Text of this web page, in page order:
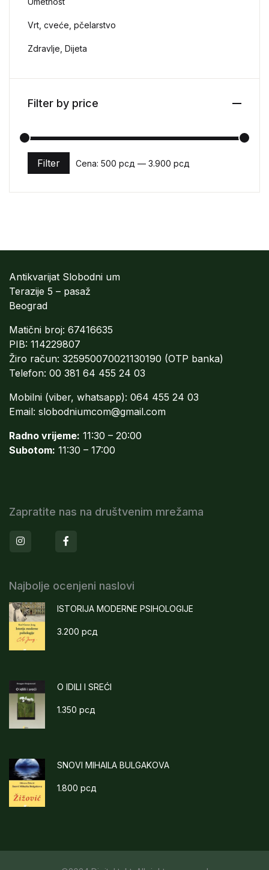
Vrt, cveće, pčelarstvo
Zdravlje, Dijeta
Filter by price
Minimalna cena
Maksimalna cena
Filter Cena: 500 рсд — 3.900 рсд
Antikvarijat Slobodni um
Terazije 5 – pasaž
Beograd
Matični broj: 67416635
PIB: 114229807
Žiro račun: 325950070021130190 (OTP banka)
Telefon: 00 381 64 455 24 03
Mobilni (viber, whatsapp): 064 455 24 03
Email: slobodniumcom@gmail.com
Radno vrijeme: 11:30 – 20:00
Subotom: 11:30 – 17:00
Zapratite nas na društvenim mrežama
Instagram
Najbolje ocenjeni naslovi
ISTORIJA MODERNE PSIHOLOGIJE
3.200 рсд
O IDILI I SREĆI
1.350 рсд
SNOVI MIHAILA BULGAKOVA
1.800 рсд